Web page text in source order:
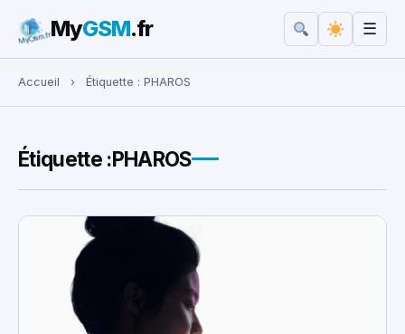
Rechercher :
MyGSM.fr ☰
Accueil › Étiquette : PHAROS
Étiquette :PHAROS